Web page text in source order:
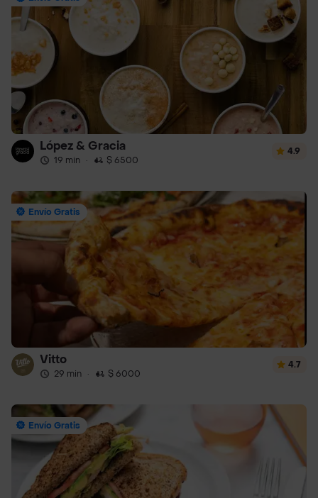
López & Gracia
19 min · $ 6500
4.9
Envío Gratis
Vitto
29 min · $ 6000
4.7
Envío Gratis